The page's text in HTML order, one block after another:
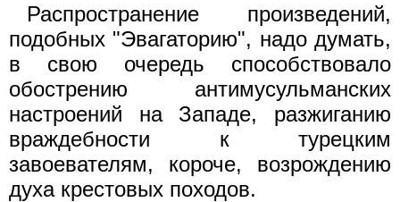
Распространение произведений,
подобных "Эвагаторию", надо думать,
в свою очередь способствовало
обострению антимусульманских
настроений на Западе, разжиганию
враждебности к турецким
завоевателям, короче, возрождению
духа крестовых походов.